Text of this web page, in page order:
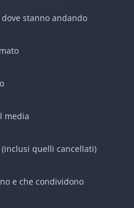
stanno andando
media
quelli cancellati)
e che condividono